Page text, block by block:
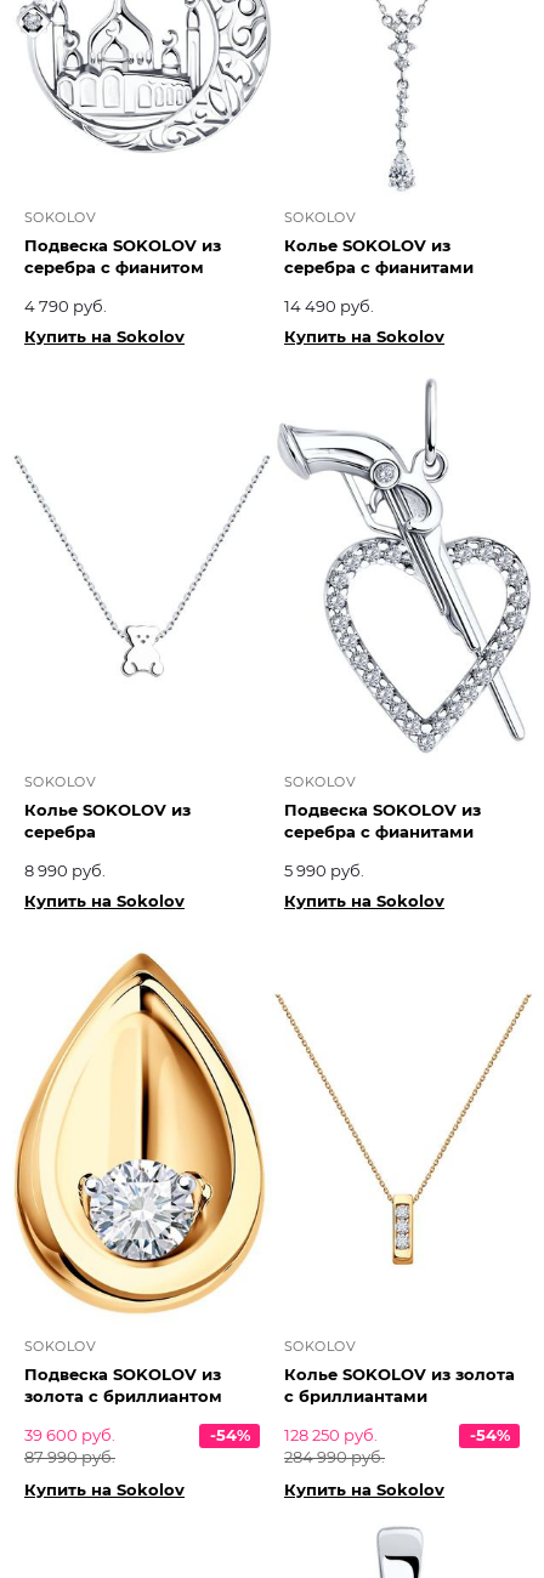
SOKOLOV
Подвеска SOKOLOV из
серебра с фианитом
4 790 руб.
Купить на Sokolov
SOKOLOV
Колье SOKOLOV из
серебра с фианитами
14 490 руб.
Купить на Sokolov
SOKOLOV
Колье SOKOLOV из
серебра
8 990 руб.
Купить на Sokolov
SOKOLOV
Подвеска SOKOLOV из
серебра с фианитами
5 990 руб.
Купить на Sokolov
SOKOLOV
Подвеска SOKOLOV из
золота с бриллиантом
39 600 руб.
87 990 руб.
-54%
Купить на Sokolov
SOKOLOV
Колье SOKOLOV из золота
с бриллиантами
128 250 руб.
284 990 руб.
-54%
Купить на Sokolov